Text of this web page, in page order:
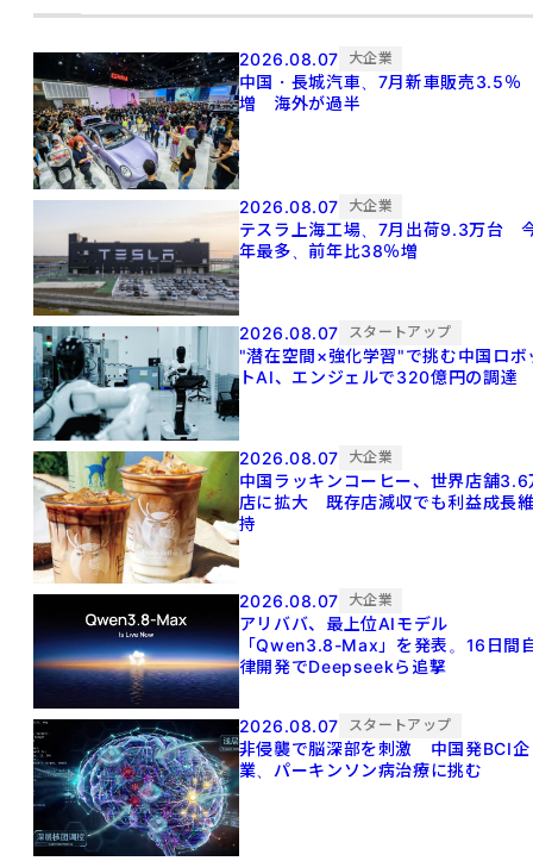
2026.08.07 大企業
中国・長城汽車、7月新車販売3.5％
増 海外が過半
2026.08.07 大企業
テスラ上海工場、7月出荷9.3万台
年最多、前年比38％増
2026.08.07 スタートアップ
"潜在空間×強化学習"で挑む中国ロボ
トAI、エンジェルで320億円の調達
2026.08.07 大企業
中国ラッキンコーヒー、世界店舗3.6
店に拡大 既存店減収でも利益成長
持
2026.08.07 大企業
アリババ、最上位AIモデル
「Qwen3.8-Max」を発表。16日間
律開発でDeepseekら追撃
2026.08.07 スタートアップ
非侵襲で脳深部を刺激 中国発BCI企
業、パーキンソン病治療に挑む